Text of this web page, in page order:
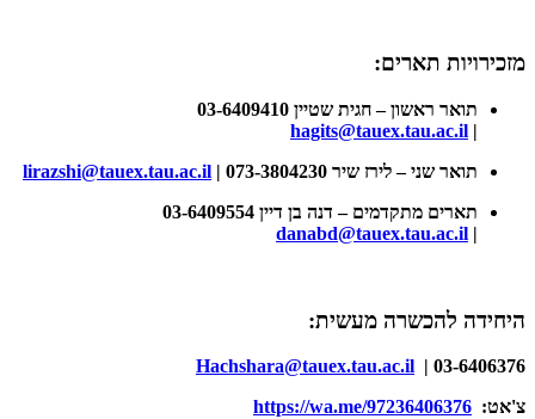
מזכירויות תארים:
תואר ראשון – חגית שטיין 03-6409410
|
hagits@tauex.tau.ac.il
תואר שני – לירז שיר 073-3804230 |
lirazshi@tauex.tau.ac.il
תארים מתקדמים – דנה בן דיין 03-6409554
|
danabd@tauex.tau.ac.il
היחידה להכשרה מעשית:
03-6406376 |
Hachshara@tauex.tau.ac.il
צ'אט: https://wa.me/97236406376